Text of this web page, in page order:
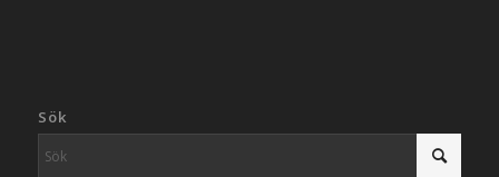
Sök